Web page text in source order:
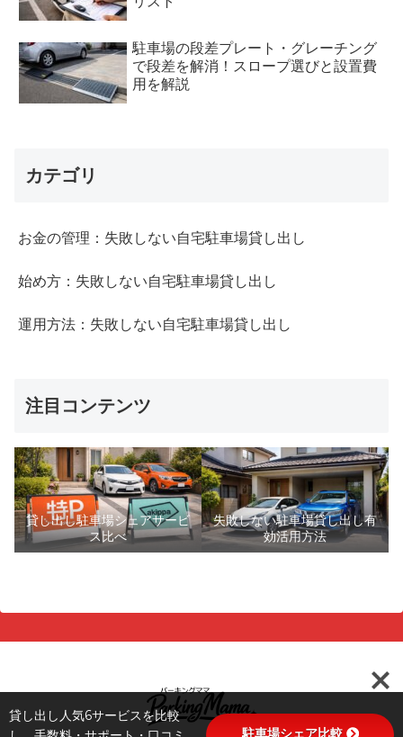
駐車場の段差プレート・グレーチング
で段差を解消！スロープ選びと設置費
用を解説
カテゴリ
お金の管理：失敗しない自宅駐車場貸し出し
始め方：失敗しない自宅駐車場貸し出し
運用方法：失敗しない自宅駐車場貸し出し
注目コンテンツ
貸し出し駐車場シェアサービ
ス比べ
失敗しない駐車場貸し出し有
効活用方法
貸し出し人気6サービスを比較
駐車場シェア比較